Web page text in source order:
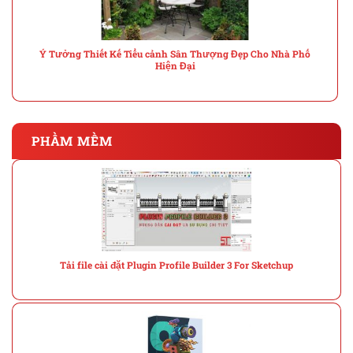
Ý Tưởng Thiết Kế Tiểu cảnh Sân Thượng Đẹp Cho Nhà Phố
Hiện Đại
PHẦM MỀM
Tải file cài đặt Plugin Profile Builder 3 For Sketchup